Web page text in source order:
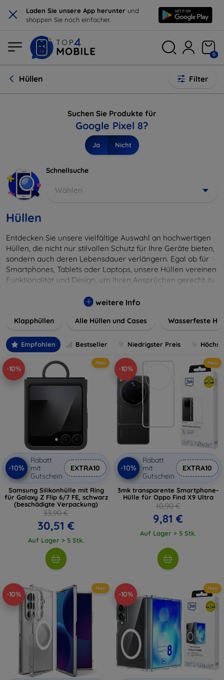
× Laden Sie unsere App herunter und
shoppen Sie noch einfacher.
0
Hüllen Filter
Suchen Sie Produkte für
Google Pixel 8?
Ja Nicht
Schnellsuche
Wählen
Hüllen
Entdecken Sie unsere vielfältige Auswahl an hochwertigen
Hüllen, die nicht nur stilvollen Schutz für Ihre Geräte bieten,
sondern auch deren Lebensdauer verlängern. Egal ob für
Smartphones, Tablets oder Laptops, unsere Hüllen vereinen
Funktionalität und Design, um Ihren Ansprüchen gerecht zu
Farben, um Ihren persönlichen Stil perfekt zu
weitere Info
Klapphüllen Alle Hüllen und Cases Wasserfeste
Empfohlen Bestseller Niedrigster Preis
-10%
Neu
-10%
Rabatt
mit
Gutschein
EXTRA10
Samsung Silikonhülle mit Ring
für Galaxy Z Flip 6/7 FE, schwarz
(beschädigte Verpackung)
33,90 €
30,51 €
Auf Lager > 5 Stk.
-10%
Neu
-10%
Rabatt
mit
Gutschein
EXTRA10
3mk transparente Smartphone-
Hülle für Oppo Find X9 Ultra
10,90 €
9,81 €
Auf Lager > 5 Stk.
-10%
Neu
-10%
Neu